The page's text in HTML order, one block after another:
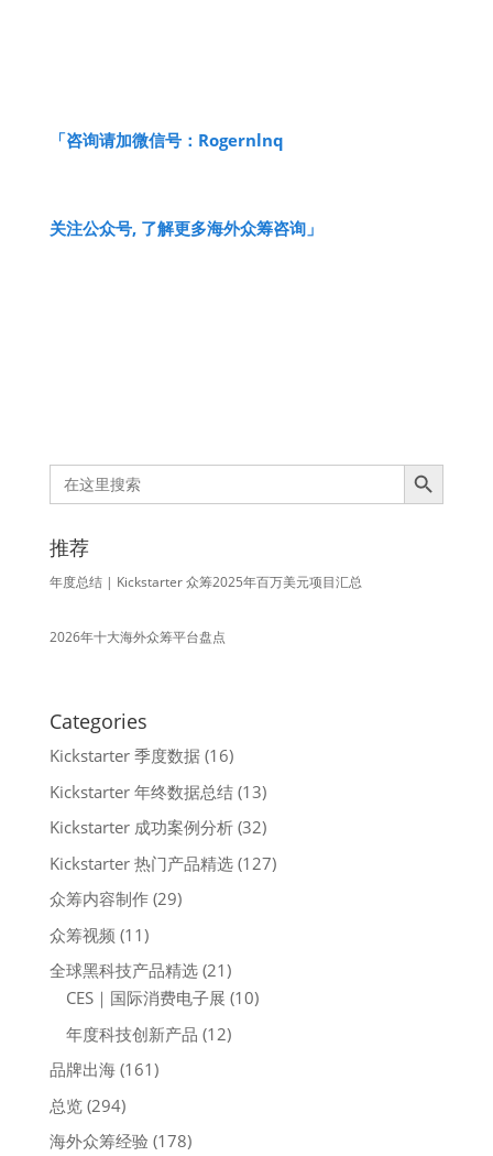
「咨询请加微信号​： Rogernlnq
关注公众号, 了解更多海外众筹咨询」
Search
for:
Search Button
推荐
年度总结 | Kickstarter 众筹2025年百万美元项目汇总
2026年十大海外众筹平台盘点
Categories
Kickstarter 季度数据(16)
Kickstarter 年终数据总结(13)
Kickstarter 成功案例分析(32)
Kickstarter 热门产品精选(127)
众筹内容制作(29)
众筹视频 (11)
全球黑科技产品精选(21)
CES｜国际消费电子展 (10)
年度科技创新产品 (12)
品牌出海(161)
总览(294)
海外众筹经验 (178)